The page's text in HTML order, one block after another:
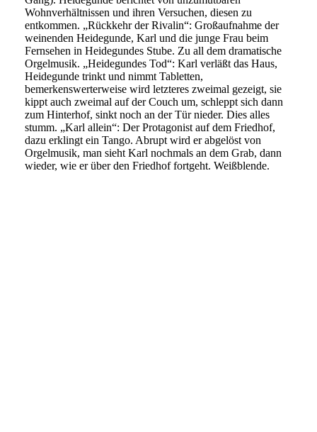
Wohnverhältnissen und ihren Versuchen, diesen zu
entkommen. „Rückkehr der Rivalin“: Großaufnahme der
weinenden Heidegunde, Karl und die junge Frau beim
Fernsehen in Heidegundes Stube. Zu all dem dramatische
Orgelmusik. „Heidegundes Tod“: Karl verläßt das Haus,
Heidegunde trinkt und nimmt Tabletten,
bemerkenswerterweise wird letzteres zweimal gezeigt, sie
kippt auch zweimal auf der Couch um, schleppt sich dann
zum Hinterhof, sinkt noch an der Tür nieder. Dies alles
stumm. „Karl allein“: Der Protagonist auf dem Friedhof,
dazu erklingt ein Tango. Abrupt wird er abgelöst von
Orgelmusik, man sieht Karl nochmals an dem Grab, dann
wieder, wie er über den Friedhof fortgeht. Weißblende.